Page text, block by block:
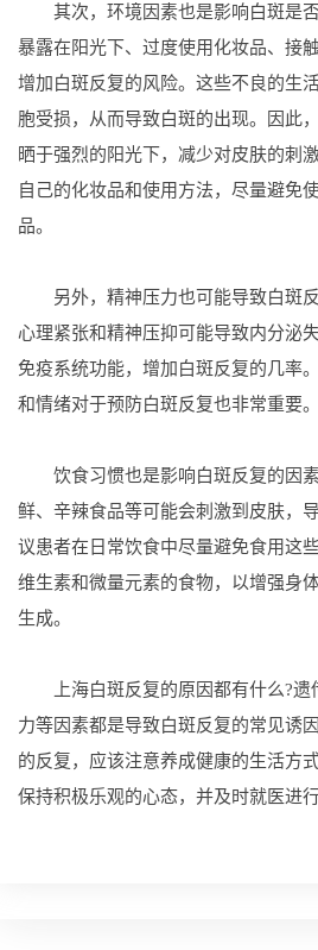
其次，环境因素也是影响白斑是否
暴露在阳光下、过度使用化妆品、接
增加白斑反复的风险。这些不良的生
胞受损，从而导致白斑的出现。因此
晒于强烈的阳光下，减少对皮肤的刺
自己的化妆品和使用方法，尽量避免
品。
另外，精神压力也可能导致白斑反
心理紧张和精神压抑可能导致内分泌
免疫系统功能，增加白斑反复的几率
和情绪对于预防白斑反复也非常重要。
饮食习惯也是影响白斑反复的因素
鲜、辛辣食品等可能会刺激到皮肤，
议患者在日常饮食中尽量避免食用这
维生素和微量元素的食物，以增强身
生成。
上海白斑反复的原因都有什么?遗
力等因素都是导致白斑反复的常见诱
的反复，应该注意养成健康的生活方
保持积极乐观的心态，并及时就医进